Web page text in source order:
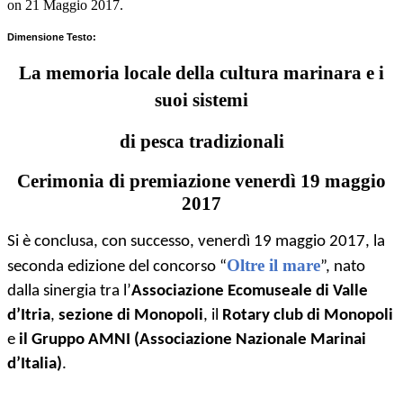
on 21 Maggio 2017.
Dimensione Testo:
La memoria locale della cultura marinara e i
suoi sistemi
di pesca tradizionali
Cerimonia di premiazione venerdì 19 maggio
2017
Si è conclusa, con successo, venerdì 19 maggio 2017, la
seconda edizione del concorso “Oltre il mare”, nato
dalla sinergia tra l’Associazione Ecomuseale di Valle
d’Itria, sezione di Monopoli, il Rotary club di Monopoli
e il Gruppo AMNI (Associazione Nazionale Marinai
d’Italia).